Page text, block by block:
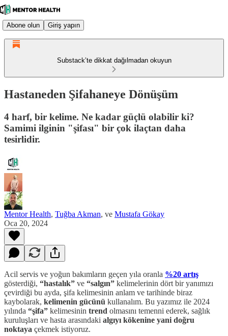
Abone olun Giriş yapın
Substack’te dikkat dağılmadan okuyun
Hastaneden Şifahaneye Dönüşüm
4 harf, bir kelime. Ne kadar güçlü olabilir ki?
Samimi ilginin "şifası" bir çok ilaçtan daha
tesirlidir.
Mentor Health, Tuğba Akman, ve Mustafa Gökay
Oca 20, 2024
Acil servis ve yoğun bakımların geçen yıla oranla %20 artış
gösterdiği, “hastalık” ve “salgın” kelimelerinin dört bir yanımızı
çevirdiği bu ayda, şifa kelimesinin anlam ve tarihinde biraz
kaybolarak, kelimenin gücünü kullanalım. Bu yazımız ile 2024
yılında “şifa” kelimesinin trend olmasını temenni ederek, sağlık
kuruluşları ve hasta arasındaki algıyı kökenine yani doğru
noktaya çekmek istiyoruz.